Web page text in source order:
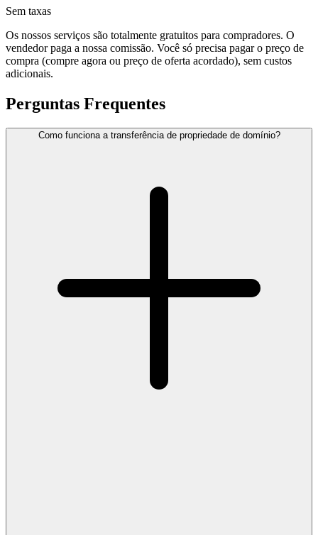
Sem taxas
Os nossos serviços são totalmente gratuitos para compradores. O
vendedor paga a nossa comissão. Você só precisa pagar o preço de
compra (compre agora ou preço de oferta acordado), sem custos
adicionais.
Perguntas Frequentes
Como funciona a transferência de propriedade de domínio?